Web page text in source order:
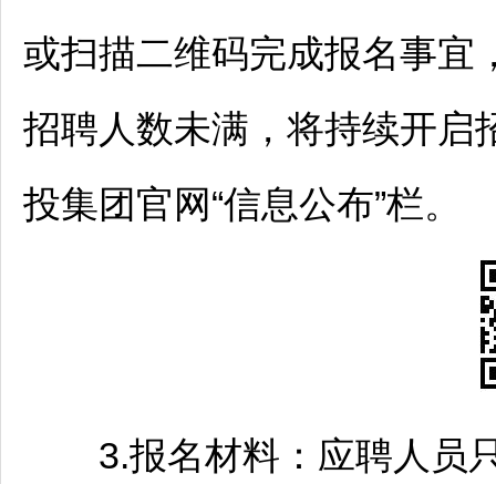
或扫描二维码完成报名事宜
招聘人数未满，将持续开启
投集团官网“信息公布”栏。
3.报名材料：应聘人员